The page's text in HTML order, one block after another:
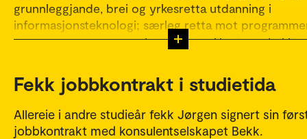
grunnleggjande, brei og yrkesretta utdanning i
informasjonsteknologi; særleg retta mot
og programvare, og system- og
Fekk jobbkontrakt i studietida
Allereie i andre studieår fekk Jørgen signert sin
jobbkontrakt med konsulentselskapet Bekk.